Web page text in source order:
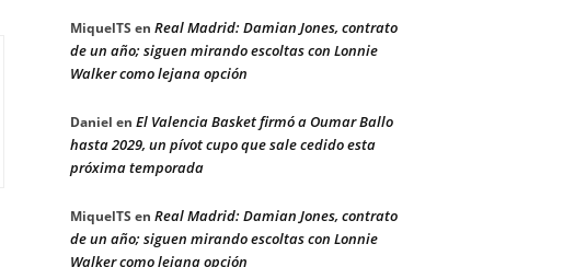
MiquelTS en Real Madrid: Damian Jones, contrato
de un año; siguen mirando escoltas con Lonnie
Walker como lejana opción
Daniel en El Valencia Basket firmó a Oumar Ballo
hasta 2029, un pívot cupo que sale cedido esta
próxima temporada
MiquelTS en Real Madrid: Damian Jones, contrato
de un año; siguen mirando escoltas con Lonnie
Walker como lejana opción